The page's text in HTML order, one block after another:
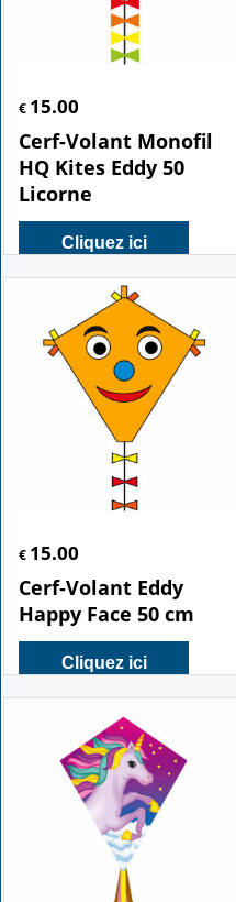
€ 15.00
Cerf-Volant Monofil
HQ Kites Eddy 50
Licorne
Cliquez ici
€ 15.00
Cerf-Volant Eddy
Happy Face 50 cm
Cliquez ici